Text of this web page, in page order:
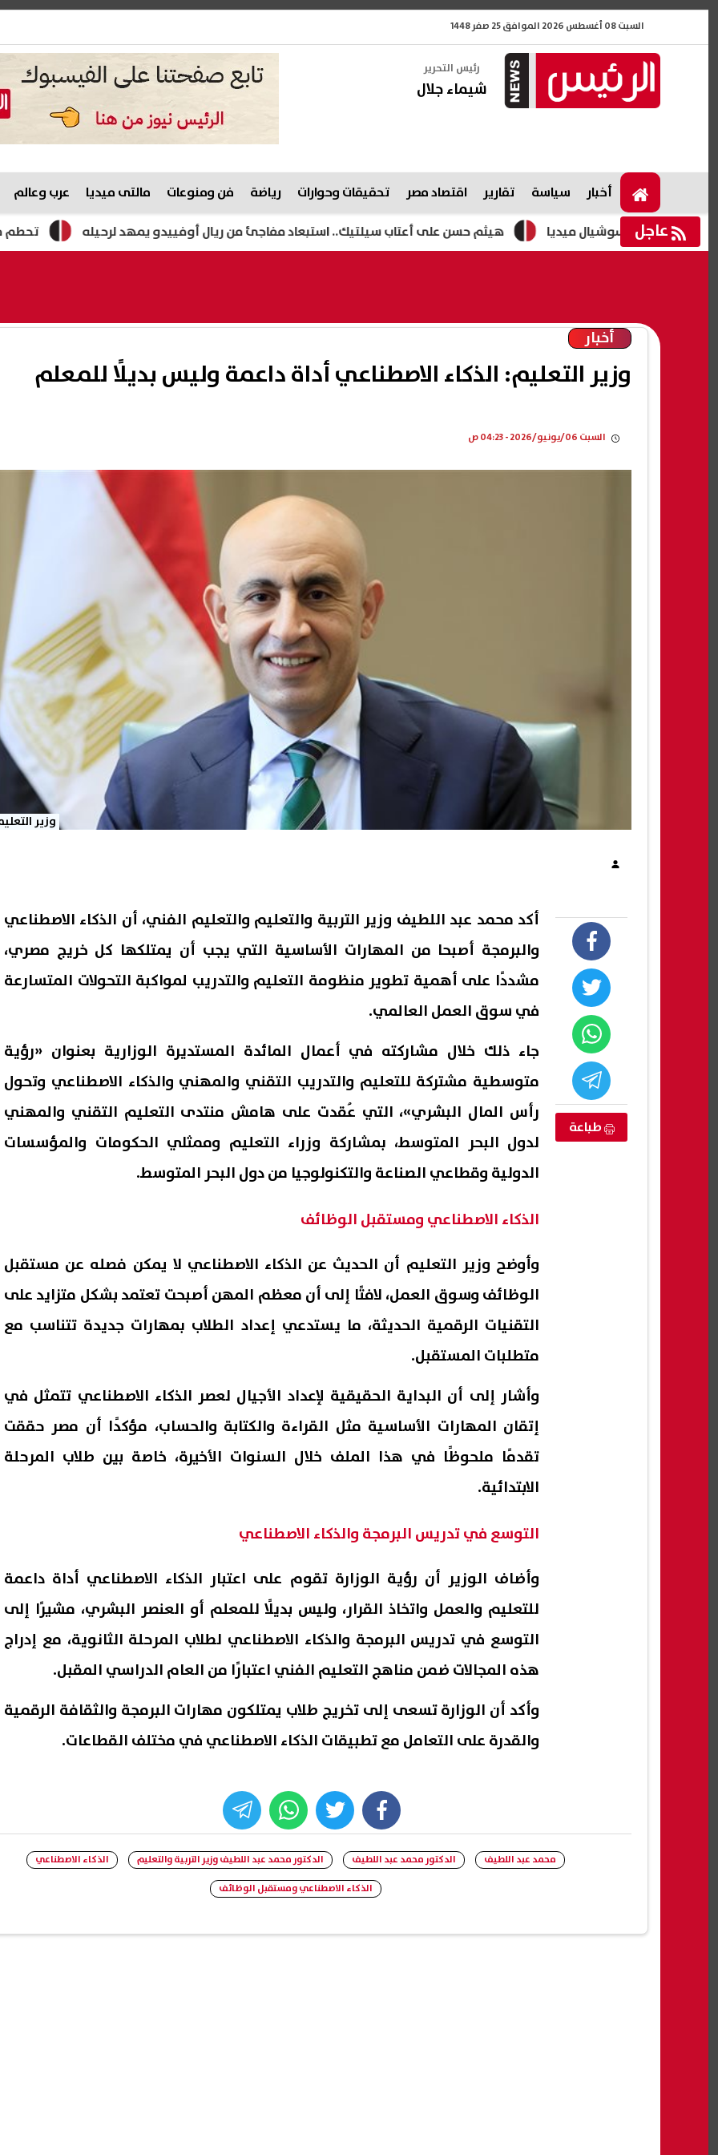
السبت 08 أغسطس 2026 الموافق 25 صفر 1448
رئيس التحرير
شيماء جلال
أخبار سياسة تقارير اقتصاد مصر تحقيقات وحوارات رياضة فن ومنوعات مالتى ميديا عرب وعالم
عاجل تحطم مروحية «سيكورسكي إس-64» في هيثم حسن على أعتاب سيلتيك.. استبعاد مفاجئ من ريال أوفييدو يمهد لرحيله السوشيال ميديا
أخبار
وزير التعليم: الذكاء الاصطناعي أداة داعمة وليس بديلًا للمعلم
السبت 06/يونيو/2026 - 04:23 ص
وزير
طباعة
أكد محمد عبد اللطيف وزير التربية والتعليم والتعليم الفني، أن الذكاء الاصطناعي
والبرمجة أصبحا من المهارات الأساسية التي يجب أن يمتلكها كل خريج مصري،
مشددًا على أهمية تطوير منظومة التعليم والتدريب لمواكبة التحولات المتسارعة
في سوق العمل العالمي.
جاء ذلك خلال مشاركته في أعمال المائدة المستديرة الوزارية بعنوان «رؤية
متوسطية مشتركة للتعليم والتدريب التقني والمهني والذكاء الاصطناعي وتحول
رأس المال البشري»، التي عُقدت على هامش منتدى التعليم التقني والمهني
لدول البحر المتوسط، بمشاركة وزراء التعليم وممثلي الحكومات والمؤسسات
الدولية وقطاعي الصناعة والتكنولوجيا من دول البحر المتوسط.
الذكاء الاصطناعي ومستقبل الوظائف
وأوضح وزير التعليم أن الحديث عن الذكاء الاصطناعي لا يمكن فصله عن مستقبل
الوظائف وسوق العمل، لافتًا إلى أن معظم المهن أصبحت تعتمد بشكل متزايد على
التقنيات الرقمية الحديثة، ما يستدعي إعداد الطلاب بمهارات جديدة تتناسب مع
متطلبات المستقبل.
وأشار إلى أن البداية الحقيقية لإعداد الأجيال لعصر الذكاء الاصطناعي تتمثل في
إتقان المهارات الأساسية مثل القراءة والكتابة والحساب، مؤكدًا أن مصر حققت
تقدمًا ملحوظًا في هذا الملف خلال السنوات الأخيرة، خاصة بين طلاب المرحلة
الابتدائية.
التوسع في تدريس البرمجة والذكاء الاصطناعي
وأضاف الوزير أن رؤية الوزارة تقوم على اعتبار الذكاء الاصطناعي أداة داعمة
للتعليم والعمل واتخاذ القرار، وليس بديلًا للمعلم أو العنصر البشري، مشيرًا إلى
التوسع في تدريس البرمجة والذكاء الاصطناعي لطلاب المرحلة الثانوية، مع إدراج
هذه المجالات ضمن مناهج التعليم الفني اعتبارًا من العام الدراسي المقبل.
وأكد أن الوزارة تسعى إلى تخريج طلاب يمتلكون مهارات البرمجة والثقافة الرقمية
والقدرة على التعامل مع تطبيقات الذكاء الاصطناعي في مختلف القطاعات.
facebook
twitter
whats
محمد عبد اللطيف الدكتور محمد عبد اللطيف الدكتور محمد عبد اللطيف وزير التربية والتعليم
الذكاء الاصطناعي
الذكاء الاصطناعي ومستقبل الوظائف
تفاصيل عرض الزمالك لبيع خوان بيزيرا
إلى شباب الأهلي
ضغوط أمريكية على إسرائيل لوقف
إطلاق النار في غزة لمدة أسبوعين
على حكم وقف بناء قاعة